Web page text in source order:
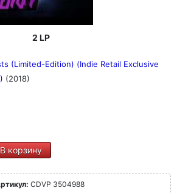
2 LP
(Limited-Edition) (Indie Retail Exclusive
(2018)
В корзину
CDVP 3504988